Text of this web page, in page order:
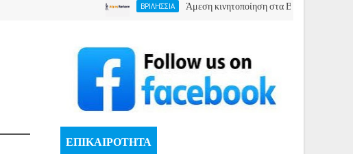
ΒΡΙΛΗΣΣΙΑ Άμεση κινητοποίηση στα Βριλήσσια, ο Δήμος
ΕΠΙΚΑΙΡΟΤΗΤΑ